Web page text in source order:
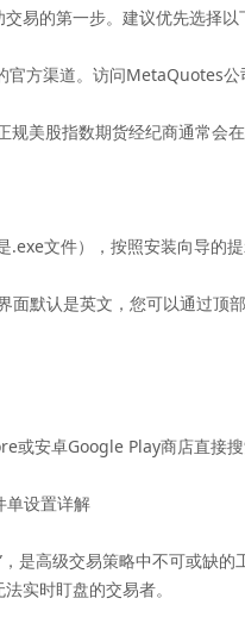
的第一步。建议优先选择以
渠道。访问MetaQuotes公
美股指数期货经纪商通常会
文件），按照安装向导的提
默认是英文，您可以通过顶
安卓Google Play商店直接搜
设置详解
高级交易策略中不可或缺的
实时盯盘的交易者。